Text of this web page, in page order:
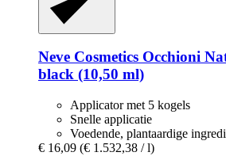
Neve Cosmetics Occhioni
black (10,50 ml)
Applicator met 5 kogels
Snelle applicatie
Voedende, plantaardige
€ 16,09 (€ 1.532,38 / l)